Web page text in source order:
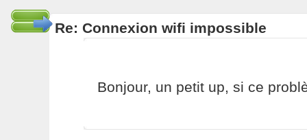
Re: Connexion wifi impossible
Bonjour, un petit up, si ce